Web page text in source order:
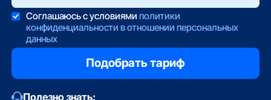
Соглашаюсь с условиями политики
конфиденциальности в отношении персональных
данных
Полезно знать: